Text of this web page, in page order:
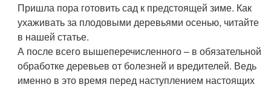
Пришла пора готовить сад к предстоящей зиме. Как
ухаживать за плодовыми деревьями осенью, читайте
в нашей статье.
А после всего вышеперечисленного – в обязательной
обработке деревьев от болезней и вредителей. Ведь
именно в это время перед наступлением настоящих